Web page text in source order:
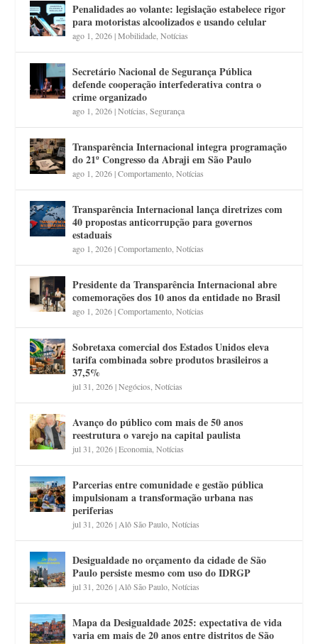
Penalidades ao volante: legislação estabelece rigor
para motoristas alcoolizados e usando celular
ago 1, 2026|Mobilidade ,Notícias
Secretário Nacional de Segurança Pública
defende cooperação interfederativa contra o
crime organizado
ago 1, 2026|Notícias ,Segurança
Transparência Internacional integra programação
do 21º Congresso da Abraji em São Paulo
ago 1, 2026|Comportamento ,Notícias
Transparência Internacional lança diretrizes com
40 propostas anticorrupção para governos
estaduais
ago 1, 2026|Comportamento ,Notícias
Presidente da Transparência Internacional abre
comemorações dos 10 anos da entidade no Brasil
ago 1, 2026|Comportamento ,Notícias
Sobretaxa comercial dos Estados Unidos eleva
tarifa combinada sobre produtos brasileiros a
37,5%
jul 31, 2026|Negócios ,Notícias
Avanço do público com mais de 50 anos
reestrutura o varejo na capital paulista
jul 31, 2026|Economia ,Notícias
Parcerias entre comunidade e gestão pública
impulsionam a transformação urbana nas
periferias
jul 31, 2026| Alô São Paulo ,Notícias
Desigualdade no orçamento da cidade de São
Paulo persiste mesmo com uso do IDRGP
jul 31, 2026| Alô São Paulo ,Notícias
Mapa da Desigualdade 2025: expectativa de vida
varia em mais de 20 anos entre distritos de São